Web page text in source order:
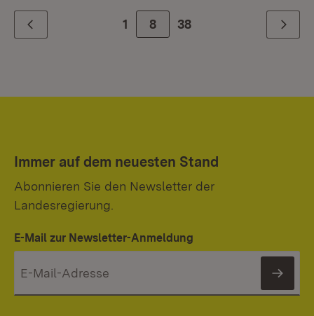
Zurück 1 Zur Seite
8 38 Weiter
Immer auf dem neuesten Stand
Abonnieren Sie den Newsletter der
Landesregierung.
E-Mail zur Newsletter-Anmeldung